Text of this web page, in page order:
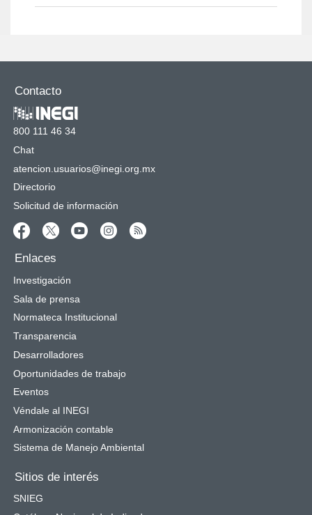
Contacto
800 111 46 34
Chat
atencion.usuarios@inegi.org.mx
Directorio
Solicitud de información
Enlaces
Investigación
Sala de prensa
Normateca Institucional
Transparencia
Desarrolladores
Oportunidades de trabajo
Eventos
Véndale al INEGI
Armonización contable
Sistema de Manejo Ambiental
Sitios de interés
SNIEG